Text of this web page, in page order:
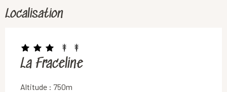
Localisation
La Fraceline
Altitude : 750m